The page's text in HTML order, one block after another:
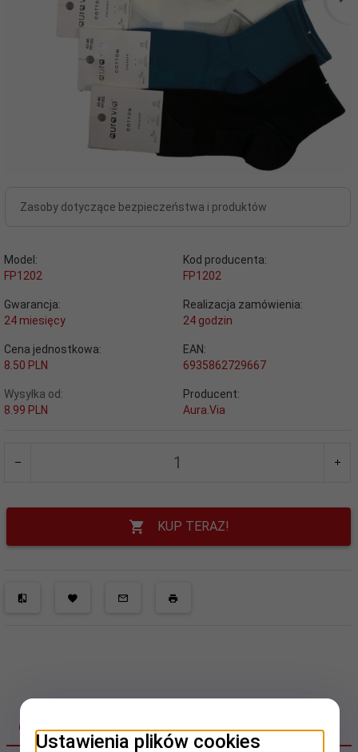
Zasoby dotyczące bezpieczeństwa i produktów
Model:
FP1202
Kod producenta:
FP1202
Gwarancja:
24 miesięcy
Realizacja zamówienia:
24 godzin
Cena jednostkowa:
8.50 PLN
EAN:
6935862729667
Wysyłka od:
8.99 PLN
Producent:
Aura.Via
KUP TERAZ!
OPIS PRODUKTU
Ustawienia plików cookies